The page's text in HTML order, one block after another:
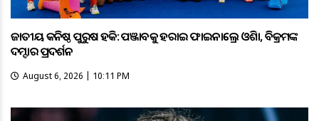
ଜାତୀୟ କନିଷ୍ଠ ପୁରୁଷ ହକି: ପଞ୍ଜାବକୁ ହରାଇ ଫାଇନାଲ୍ରେ ଓଡ଼ିଶା, ବିକ୍ରମଙ୍କ
ଦମ୍ଦାର ପ୍ରଦର୍ଶନ
August 6, 2026 | 10:11 PM